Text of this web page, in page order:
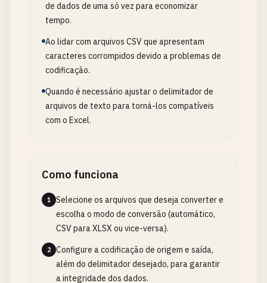
de dados de uma só vez para economizar
tempo.
Ao lidar com arquivos CSV que apresentam
caracteres corrompidos devido a problemas de
codificação.
Quando é necessário ajustar o delimitador de
arquivos de texto para torná-los compatíveis
com o Excel.
Como funciona
1
Selecione os arquivos que deseja converter e
escolha o modo de conversão (automático,
CSV para XLSX ou vice-versa).
2
Configure a codificação de origem e saída,
além do delimitador desejado, para garantir
a integridade dos dados.